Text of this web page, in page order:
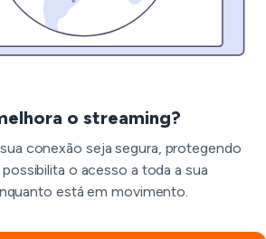
o streaming?
conexão seja segura, protegendo
o acesso a toda a sua
está em movimento.